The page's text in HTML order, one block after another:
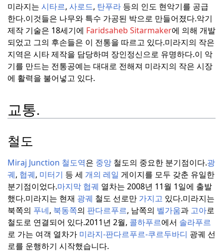
미라지는 시타르, 사로드, 탄푸라 등의 인도 현악기를 공급
한다.이것들은 나무와 특수 가공된 박으로 만들어졌다.악기
제작 기술은 18세기에 Faridsaheb Sitarmaker에 의해 개발
되었고 그의 후손들은 이 전통을 따르고 있다.미라지의 작은
지역은 시타 제작을 담당하며 장인정신으로 유명하다.이 악
기를 만드는 전통공예는 대대로 전해져 미라지의 작은 시장
에 활력을 불어넣고 있다.
교통.
철도
Miraj Junction 철도역은 중앙 철도의 중요한 분기점이다.광
궤, 협궤, 미터기 등 세 개의 레일 게이지를 모두 갖춘 유일한
분기점이었다.마지막 협궤 열차는 2008년 11월 1일에 출발
했다.미라지는 현재 광궤 철도 선로만 가지고 있다.미라지는
북쪽의 푸네, 북동쪽의 판다르푸르, 남쪽의 벨가움과 고아로
철도로 연결되어 있다.2011년 2월, 콜하푸르에서 솔라푸르
로 가는 여객 열차가 미라지-판다르푸르-쿠르두바디 광궤 선
로를 운행하기 시작했습니다.